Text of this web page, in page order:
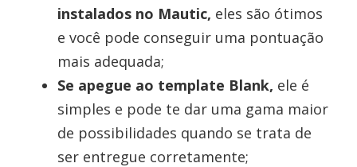
instalados no Mautic, eles são ótimos
e você pode conseguir uma pontuação
mais adequada;
Se apegue ao template Blank, ele é
simples e pode te dar uma gama maior
de possibilidades quando se trata de
ser entregue corretamente;